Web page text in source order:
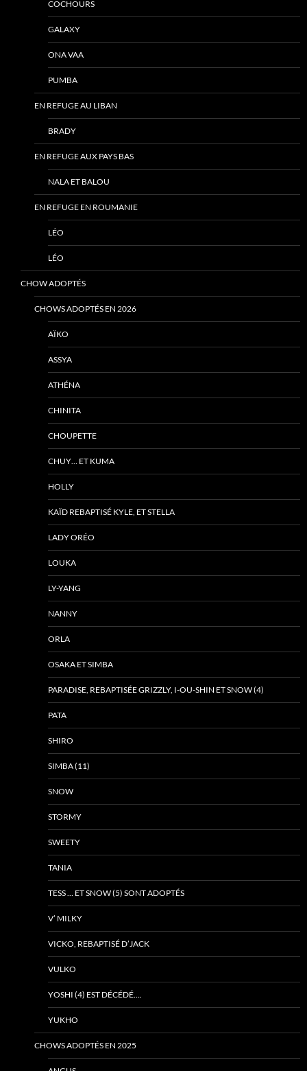
COCHOURS
GALAXY
ONA VAA
PUMBA
EN REFUGE AU LIBAN
BRADY
EN REFUGE AUX PAYS BAS
NALA ET BALOU
EN REFUGE EN ROUMANIE
LÉO
LÉO
CHOW ADOPTÉS
CHOWS ADOPTÉS EN 2026
AÏKO
ASSYA
ATHÉNA
CHINITA
CHOUPETTE
CHUY… ET KUMA
HOLLY
KAÏD REBAPTISÉ KYLE, ET STELLA
LADY ORÉO
LOUKA
LY-YANG
NANNY
ORLA
OSAKA ET SIMBA
PARADISE, REBAPTISÉE GRIZZLY, I-OU-SHIN ET SNOW (4)
PATA
SHIRO
SIMBA (11)
SNOW
STORMY
SWEETY
TANIA
TESS … ET SNOW (5) SONT ADOPTÉS
V’ MILKY
VICKO, REBAPTISÉ D’JACK
VULKO
YOSHI (4) EST DÉCÉDÉ….
YUKHO
CHOWS ADOPTÉS EN 2025